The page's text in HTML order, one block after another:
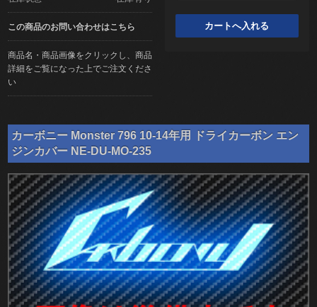
この商品のお問い合わせはこちら
商品名・商品画像をクリックし、商品
詳細をご覧になった上でご注文くださ
い
カーボニー Monster 796 10-14年用 ドライカーボン エン
ジンカバー NE-DU-MO-235